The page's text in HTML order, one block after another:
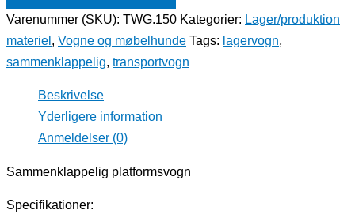
Varenummer (SKU): TWG.150 Kategorier: Lager/produktion
materiel , Vogne og møbelhunde Tags: lagervogn,
sammenklappelig, transportvogn
Beskrivelse
Yderligere information
Anmeldelser (0)
Sammenklappelig platformsvogn
Specifikationer: